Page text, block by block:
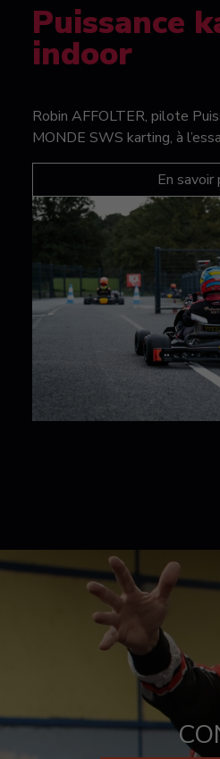
Puissance
indoor
Robin AFFOLTER, pilote
MONDE SWS karting, à
En savoir